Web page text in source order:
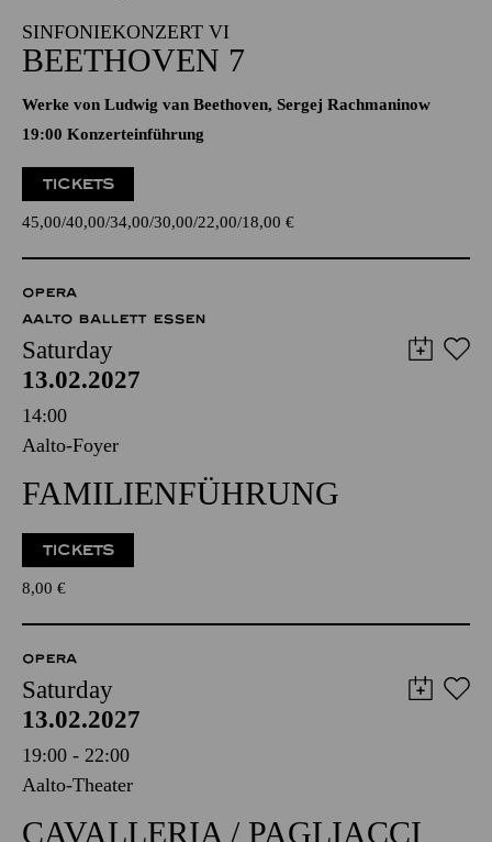
SINFONIEKONZERT VI
BEETHOVEN 7
Werke von Ludwig van Beethoven, Sergej Rachmaninow
19:00 Konzerteinführung
TICKETS
45,00 40,00 34,00 30,00 22,00 18,00 €
OPERA
AALTO BALLETT ESSEN
Saturday
13.02.2027
14:00
Aalto-Foyer
FAMILIENFÜHRUNG
TICKETS
8,00 €
OPERA
Saturday
13.02.2027
19:00 - 22:00
Aalto-Theater
CAVALLERIA / PAGLIACCI